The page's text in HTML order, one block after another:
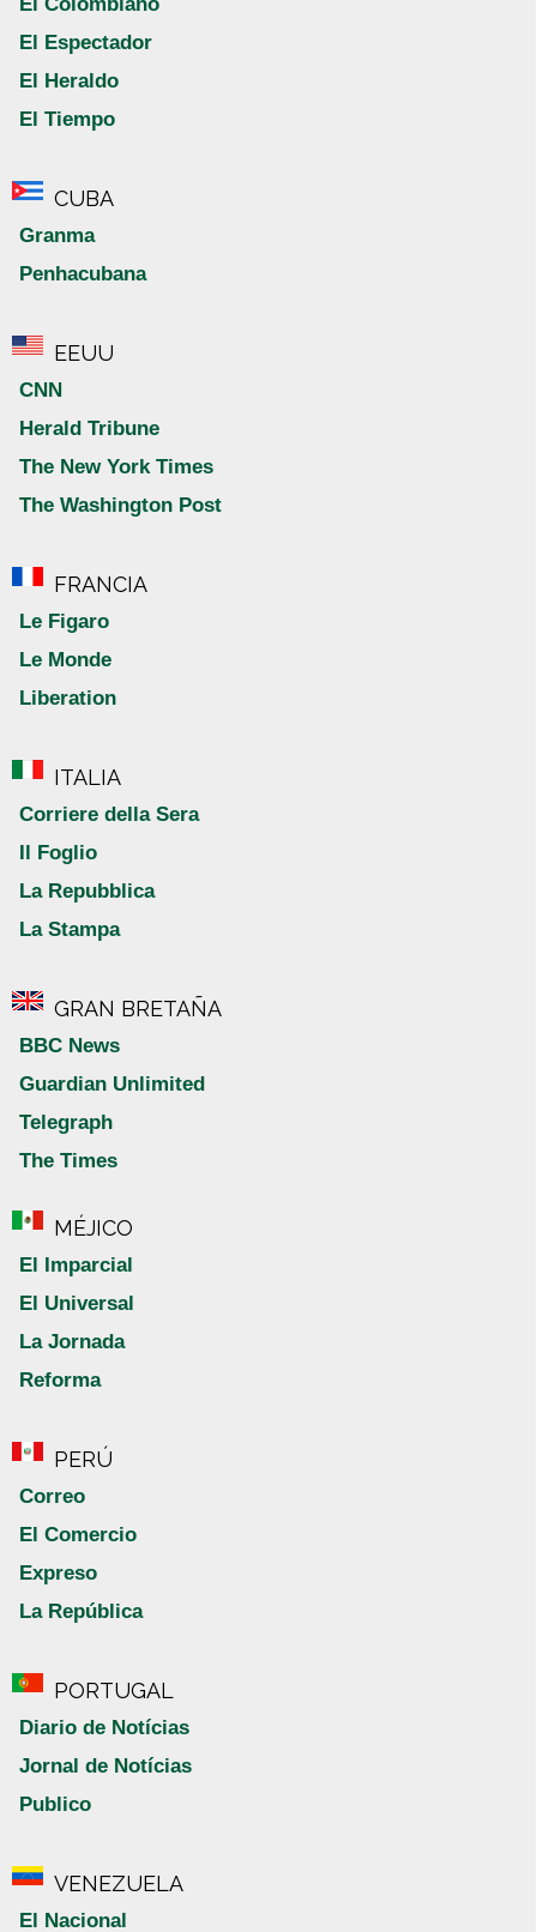
El Colombiano
El Espectador
El Heraldo
El Tiempo
CUBA
Granma
Penhacubana
EEUU
CNN
Herald Tribune
The New York Times
The Washington Post
FRANCIA
Le Figaro
Le Monde
Liberation
ITALIA
Corriere della Sera
Il Foglio
La Repubblica
La Stampa
GRAN BRETAÑA
BBC News
Guardian Unlimited
Telegraph
The Times
MÉJICO
El Imparcial
El Universal
La Jornada
Reforma
PERÚ
Correo
El Comercio
Expreso
La República
PORTUGAL
Diario de Notícias
Jornal de Notícias
Publico
VENEZUELA
El Nacional